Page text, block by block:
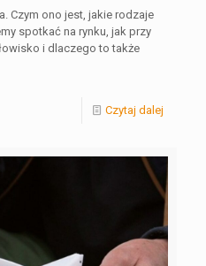
Czym ono jest, jakie rodzaje
spotkać na rynku, jak przy
i dlaczego to także
Czytaj dalej